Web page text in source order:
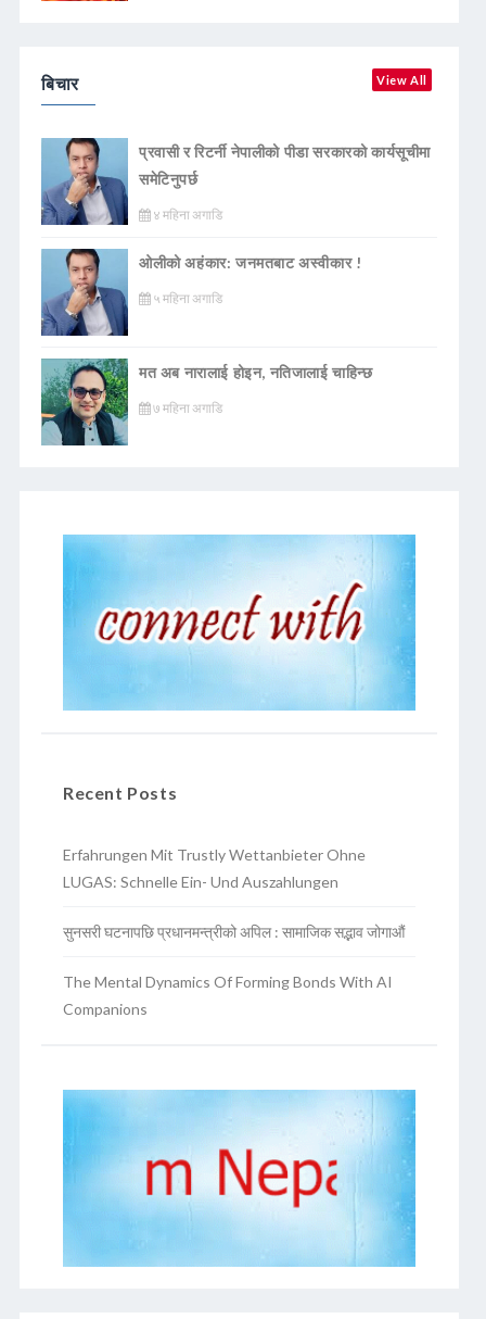
बिचार View All
प्रवासी र रिटर्नी नेपालीको पीडा सरकारको कार्यसूचीमा
समेटिनुपर्छ
४ महिना अगाडि
ओलीको अहंकार: जनमतबाट अस्वीकार !
५ महिना अगाडि
मत अब नारालाई होइन, नतिजालाई चाहिन्छ
७ महिना अगाडि
Recent Posts
Erfahrungen Mit Trustly Wettanbieter Ohne
LUGAS: Schnelle Ein- Und Auszahlungen
सुनसरी घटनापछि प्रधानमन्त्रीको अपिल : सामाजिक सद्भाव जोगाऔं
The Mental Dynamics Of Forming Bonds With AI
Companions